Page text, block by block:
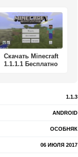
Скачать Minecraft
1.1.1.1 Бесплатно
1.1.3
ANDROID
ОСОБНЯК
06 ИЮЛЯ 2017